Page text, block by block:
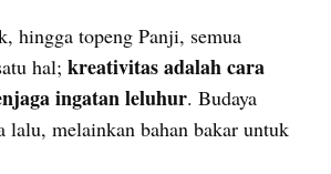
hingga topeng Panji, semua
hal; kreativitas adalah cara
ingatan leluhur. Budaya
lalu, melainkan bahan bakar untuk